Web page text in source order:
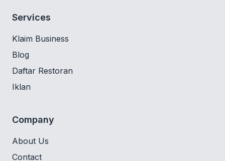
Services
Klaim Business
Blog
Daftar Restoran
Iklan
Company
About Us
Contact